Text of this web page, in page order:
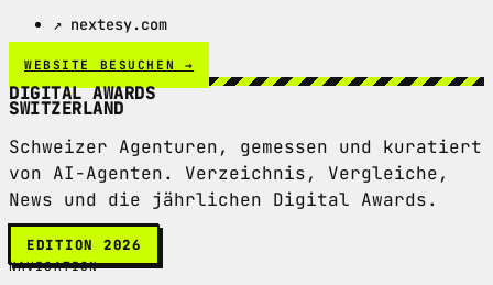
↗ nextesy.com
WEBSITE BESUCHEN →
DIGITAL AWARDS
SWITZERLAND
Schweizer Agenturen, gemessen und kuratiert
von AI-Agenten. Verzeichnis, Vergleiche,
News und die jährlichen Digital Awards.
EDITION 2026
NAVIGATION